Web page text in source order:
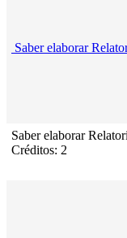
Saber elaborar
Saber elaborar
Créditos: 2